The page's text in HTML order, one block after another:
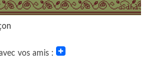
vos amis :